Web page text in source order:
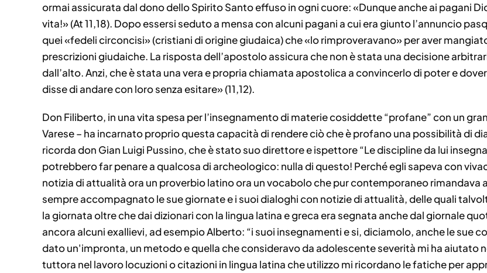
ormai assicurata dal dono dello Spirito Santo effuso in ogni cuore: «Dunque anche ai pagani
vita!» (At 11,18). Dopo essersi seduto a mensa con alcuni pagani a cui era giunto l’annuncio
quei «fedeli circoncisi» (cristiani di origine giudaica) che «lo rimproveravano» per aver
prescrizioni giudaiche. La risposta dell’apostolo assicura che non è stata una decisione
dall’alto. Anzi, che è stata una vera e propria chiamata apostolica a convincerlo di poter e
disse di andare con loro senza esitare» (11,12).
Don Filiberto, in una vita spesa per l’insegnamento di materie cosiddette “profane” con un
Varese – ha incarnato proprio questa capacità di rendere ciò che è profano una possibilità di
ricorda don Gian Luigi Pussino, che è stato suo direttore e ispettore “Le discipline da lui
potrebbero far penare a qualcosa di archeologico: nulla di questo! Perché egli sapeva con
notizia di attualità ora un proverbio latino ora un vocabolo che pur contemporaneo rimandava
sempre accompagnato le sue giornate e i suoi dialoghi con notizie di attualità, delle quali
la giornata oltre che dai dizionari con la lingua latina e greca era segnata anche dal giornale
ancora alcuni exallievi, ad esempio Alberto: “i suoi insegnamenti e si, diciamolo, anche le sue
dato un'impronta, un metodo e quella che consideravo da adolescente severità mi ha aiutato
tuttora nel lavoro locuzioni o citazioni in lingua latina che utilizzo mi ricordano le fatiche per